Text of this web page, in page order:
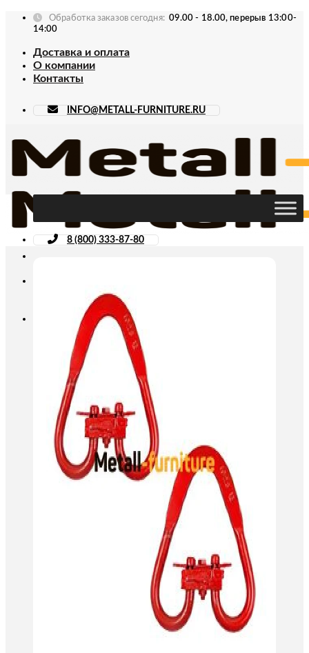
Skip
Обработка заказов сегодня: 09.00 - 18.00, перерыв 13:00-
14:00
Доставка и оплата
О компании
Контакты
INFO@METALL-FURNITURE.RU
8 (800) 333-87-80